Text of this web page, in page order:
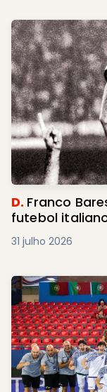
D. Franco
futebol
31 julho 2026